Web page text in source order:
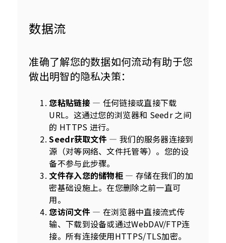
数据流
准确了解您的数据如何流动有助于您
做出明智的隐私决策：
您粘贴链接— 任何链接或直接下载
URL。这通过您的浏览器和 Seedr 之间
的 HTTPS 进行。
Seedr获取文件 — 我们的服务器连接到
源（对等网络、文件托管等）。您的设
备不参与此步骤。
文件存入您的储物柜 — 存储在我们的加
密基础设施上。在您删除之前一直可
用。
您访问文件— 在浏览器中直接流式传
输、下载到设备或通过WebDAV/FTP连
接。所有连接使用HTTPS/TLS加密。